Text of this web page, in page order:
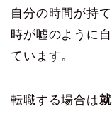
自分の時間が持
時が嘘のように
ています。
転職する場合は